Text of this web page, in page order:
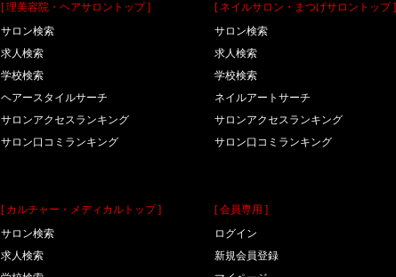
[ 理美容院・ヘアサロントップ ]
サロン検索
求人検索
学校検索
ヘアースタイルサーチ
サロンアクセスランキング
サロン口コミランキング
[ カルチャー・メディカルトップ ]
サロン検索
求人検索
[ ネイルサロン・まつげサロントップ ]
サロン検索
求人検索
学校検索
ネイルアートサーチ
サロンアクセスランキング
サロン口コミランキング
[ 会員専用 ]
ログイン
新規会員登録